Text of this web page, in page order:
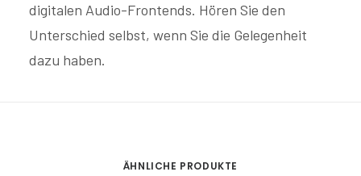
digitalen Audio-Frontends. Hören Sie den
Unterschied selbst, wenn Sie die Gelegenheit
dazu haben.
ÄHNLICHE PRODUKTE